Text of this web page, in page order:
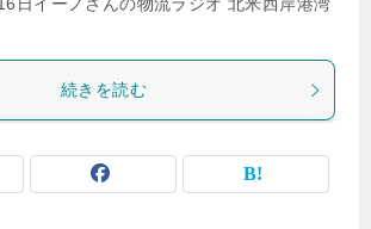
続きを読む